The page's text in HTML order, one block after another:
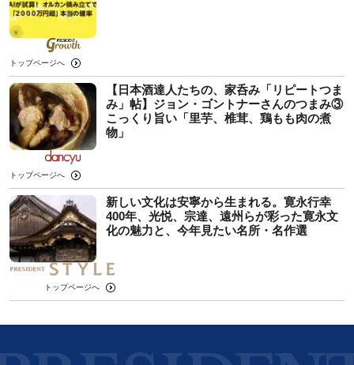
トップページへ
【日本酒達人たちの、家呑み「リピートつま
み」帖】ジョン・ゴントナーさんのつまみ③
こっくり旨い「里芋、椎茸、鶏もも肉の煮
物」
トップページへ
新しい文化は安寧から生まれる。寛永行幸
400年、光悦、宗達、遠州らが彩った寛永文
化の魅力と、今年見たい名所・名作選
トップページへ